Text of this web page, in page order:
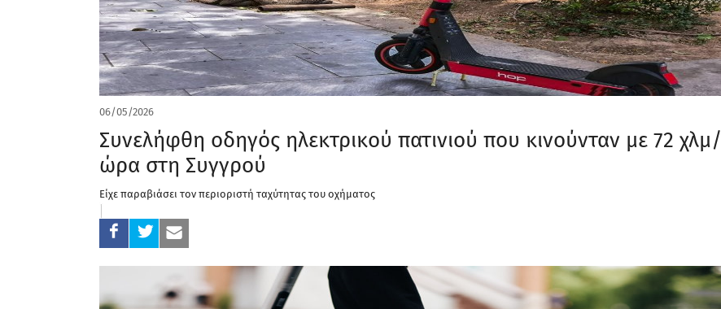
06/05/2026
Συνελήφθη οδηγός ηλεκτρικού πατινιού που κινούνταν με 72 χλμ/
ώρα στη Συγγρού
Είχε παραβιάσει τον περιοριστή ταχύτητας του οχήματος